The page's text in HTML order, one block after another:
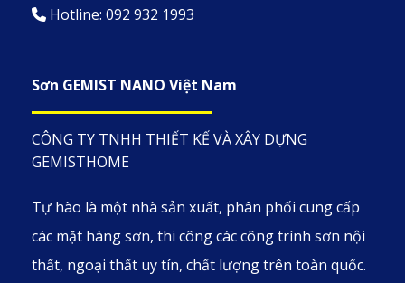
Hotline: 092 932 1993
Sơn GEMIST NANO Việt Nam
CÔNG TY TNHH THIẾT KẾ VÀ XÂY DỰNG
GEMISTHOME
Tự hào là một nhà sản xuất, phân phối cung cấp
các mặt hàng sơn, thi công các công trình sơn nội
thất, ngoại thất uy tín, chất lượng trên toàn quốc.